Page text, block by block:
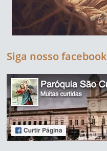
Siga nosso facebook